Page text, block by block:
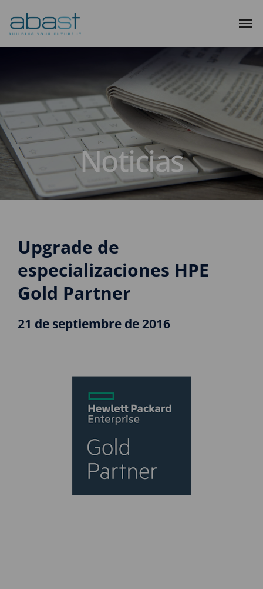
Noticias
Upgrade de
especializaciones HPE
Gold Partner
21 de septiembre de 2016